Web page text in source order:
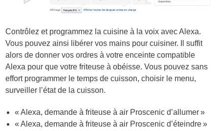
Contrôlez et programmez la cuisine à la voix avec Alexa.
Vous pouvez ainsi libérer vos mains pour cuisiner. Il suffit
alors de donner vos ordres à votre enceinte compatible
Alexa pour que votre friteuse à obéisse. Vous pouvez sans
effort programmer le temps de cuisson, choisir le menu,
surveiller l’état de la cuisson.
« Alexa, demande à friteuse à air Proscenic d’allumer »
« Alexa, demande à friteuse à air Proscenic d’éteindre »